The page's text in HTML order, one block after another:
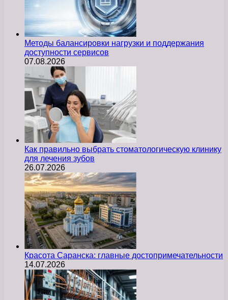
Методы балансировки нагрузки и поддержания
доступности сервисов
07.08.2026
Как правильно выбрать стоматологическую клинику
для лечения зубов
26.07.2026
Красота Саранска: главные достопримечательности
14.07.2026